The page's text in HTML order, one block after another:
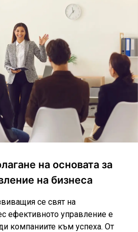
на основата за
на бизнеса
се свят на
ефективното управление е
компаниите към успеха. От